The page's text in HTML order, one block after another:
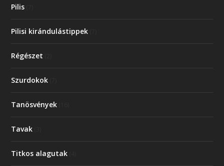
Pilis
Pilisi kirándulástippek
Régészet
Szurdokok
Tanösvények
Tavak
Titkos alagutak